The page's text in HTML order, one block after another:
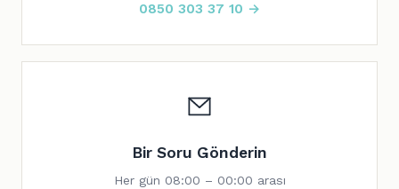
0850 303 37 10 →
Bir Soru Gönderin
Her gün 08:00 – 00:00 arası